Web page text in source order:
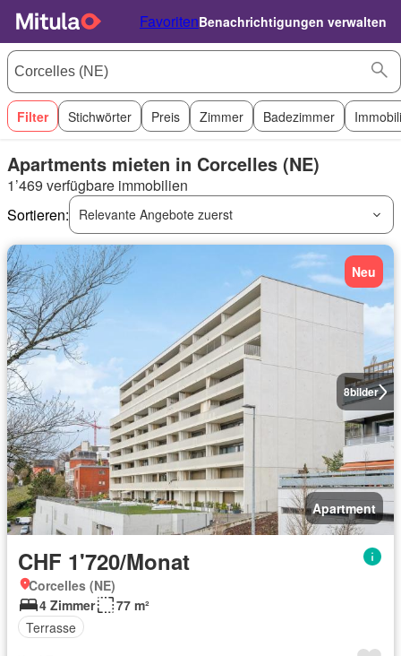
FavoritenBenachrichtigungen verwalten
Filter Stichwörter Preis Zimmer Badezimmer
Apartments mieten in Corcelles (NE)
1’469 verfügbare immobilien
Sortieren:
Relevante Angebote zuerst
8bilder
Neu
Apartment
CHF 1'720/Monat
Corcelles (NE)
4 Zimmer
77 m²
Terrasse